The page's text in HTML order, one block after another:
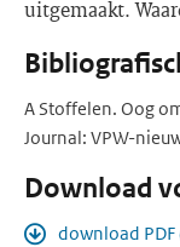
uitgemaakt.
A Stoffelen. Oog
Journal: VPW-
Download
download PDF